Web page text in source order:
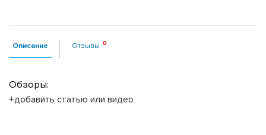
Описание Отзывы
Обзоры:
+добавить статью или видео